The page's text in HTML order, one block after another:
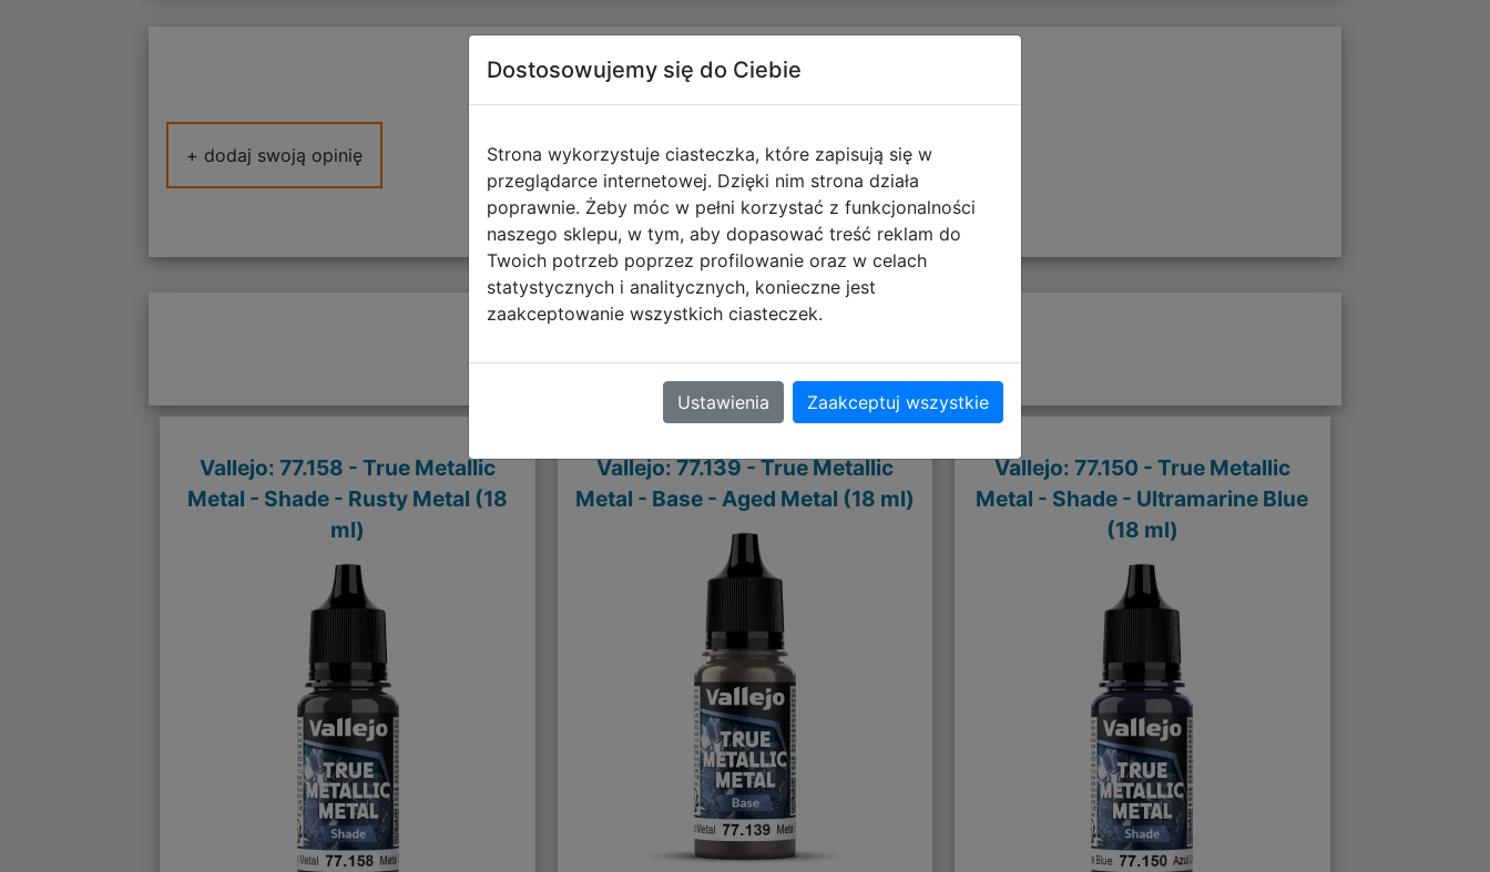
Opinie o produkcie
+ dodaj swoją opinię
Polecane
Vallejo: 77.158 - True Metallic
Metal - Shade - Rusty Metal (18
ml)
Vallejo: 77.139 - True Metallic
Metal - Base - Aged Metal (18 ml)
Vallejo: 77.150 - True Metallic
Metal - Shade - Ultramarine Blue
(18 ml)
Dostosowujemy się do Ciebie
Strona wykorzystuje ciasteczka, które zapisują się w
przeglądarce internetowej. Dzięki nim strona działa
poprawnie. Żeby móc w pełni korzystać z funkcjonalności
naszego sklepu, w tym, aby dopasować treść reklam do
Twoich potrzeb poprzez profilowanie oraz w celach
statystycznych i analitycznych, konieczne jest
zaakceptowanie wszystkich ciasteczek.
Ustawienia Zaakceptuj wszystkie